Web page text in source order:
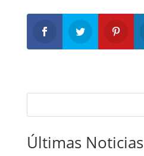
Últimas Noticias